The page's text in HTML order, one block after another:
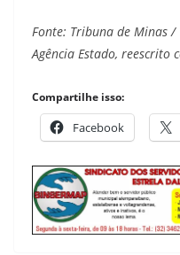
Fonte: Tribuna de Minas
Agência Estado, reescrito
Compartilhe isso:
Facebook